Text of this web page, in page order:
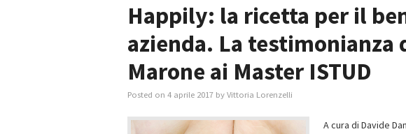
Happily: la ricetta per il
azienda. La testimonianza
Marone ai Master ISTUD
Posted on 4 aprile 2017 by Vittoria Lorenzelli
A cura di Davide